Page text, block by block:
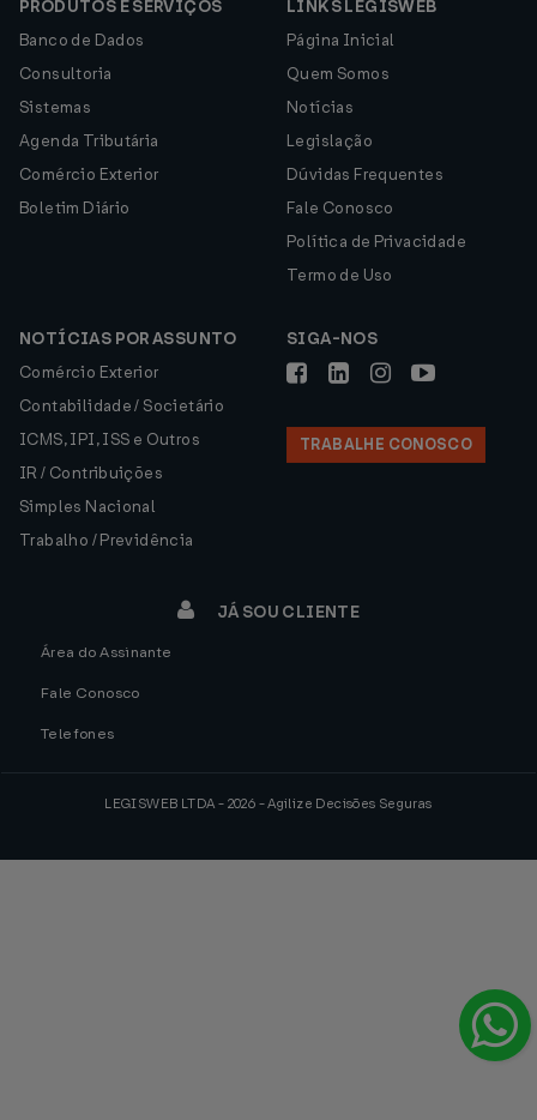
PRODUTOS E SERVIÇOS
Banco de Dados
Consultoria
Sistemas
Agenda Tributária
Comércio Exterior
Boletim Diário
LINKS LEGISWEB
Página Inicial
Quem Somos
Notícias
Legislação
Dúvidas Frequentes
Fale Conosco
Política de Privacidade
Termo de Uso
NOTÍCIAS POR ASSUNTO
Comércio Exterior
Contabilidade / Societário
ICMS, IPI, ISS e Outros
IR / Contribuições
Simples Nacional
Trabalho / Previdência
SIGA-NOS
TRABALHE CONOSCO
JÁ SOU CLIENTE
Área do Assinante
Fale Conosco
Telefones
LEGISWEB LTDA - 2026 - Agilize Decisões Seguras